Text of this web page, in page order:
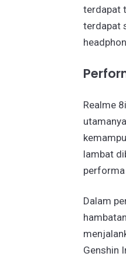
terdapat
terdapat
Realme
lambat
performa
Dalam
Genshin